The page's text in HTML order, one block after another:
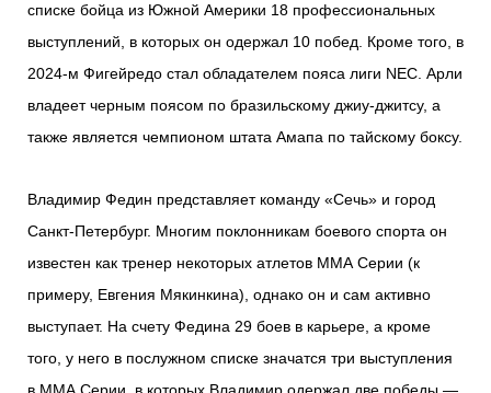
списке бойца из Южной Америки 18 профессиональных
выступлений, в которых он одержал 10 побед. Кроме того, в
2024-м Фигейредо стал обладателем пояса лиги NEC. Арли
владеет черным поясом по бразильскому джиу-джитсу, а
также является чемпионом штата Амапа по тайскому боксу.
Владимир Федин представляет команду «Сечь» и город
Санкт-Петербург. Многим поклонникам боевого спорта он
известен как тренер некоторых атлетов ММА Серии (к
примеру, Евгения Мякинкина), однако он и сам активно
выступает. На счету Федина 29 боев в карьере, а кроме
того, у него в послужном списке значатся три выступления